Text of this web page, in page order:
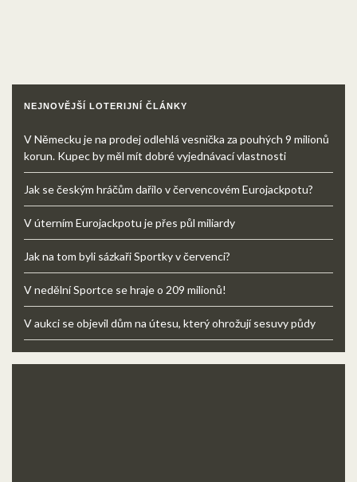
NEJNOVĚJŠÍ LOTERIJNÍ ČLÁNKY
V Německu je na prodej odlehlá vesnička za pouhých 9 milionů
korun. Kupec by měl mít dobré vyjednávací vlastnosti
Jak se českým hráčům dařilo v červencovém Eurojackpotu?
V úterním Eurojackpotu je přes půl miliardy
Jak na tom byli sázkaři Sportky v červenci?
V nedělní Sportce se hraje o 209 milionů!
V aukci se objevil dům na útesu, který ohrožují sesuvy půdy